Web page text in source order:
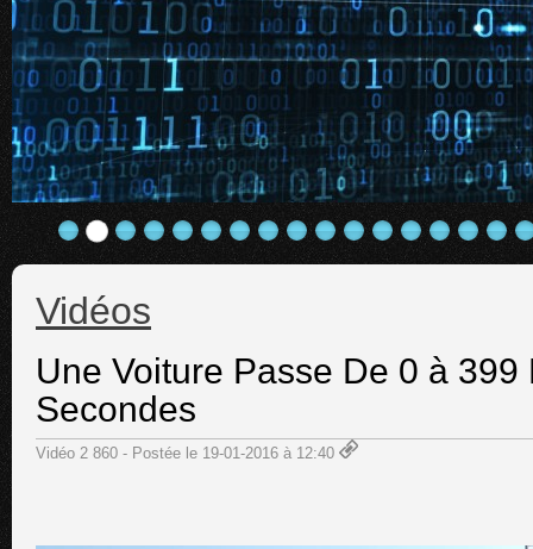
Vidéos
Une Voiture Passe De 0 à 399
Secondes
Vidéo 2 860 - Postée le 19-01-2016 à 12:40